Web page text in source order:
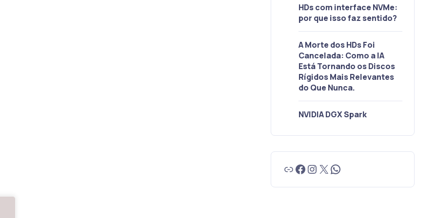
HDs com interface NVMe:
por que isso faz sentido?
A Morte dos HDs Foi
Cancelada: Como a IA
Está Tornando os Discos
Rígidos Mais Relevantes
do Que Nunca.
NVIDIA DGX Spark
LinkFacebook
Instagram
X WhatsApp